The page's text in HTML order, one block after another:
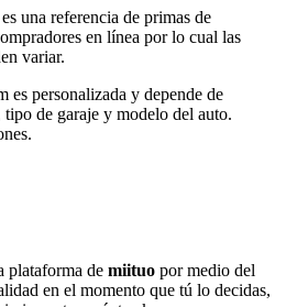
una referencia de primas de
en línea por lo cual las
variar.
es personalizada y depende de
de garaje y modelo del auto.
plataforma de miituo por medio del
en el momento que tú lo decidas,